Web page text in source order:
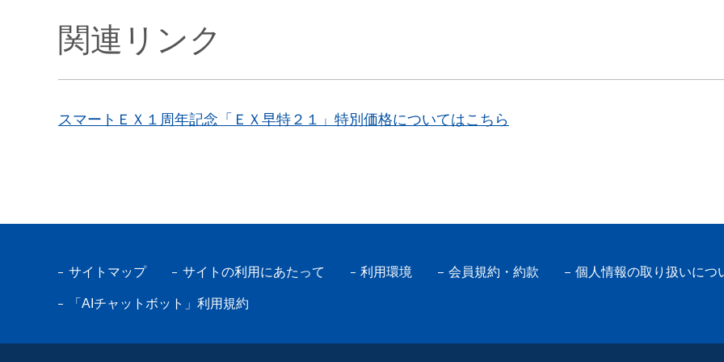
関連リンク
スマートＥＸ１周年記念「ＥＸ早特２１」特別価格についてはこちら
サイトマップ サイトの利用にあたって 利用環境 会員規約・約款 個人情報の取り扱いにつ
「AIチャットボット」利用規約